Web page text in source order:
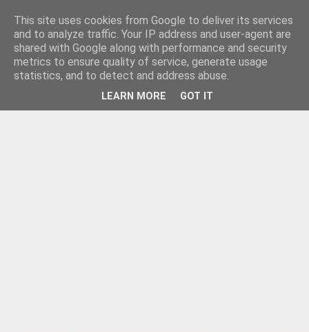
This site uses cookies from Google to deliver its services
and to analyze traffic. Your IP address and user-agent are
shared with Google along with performance and security
metrics to ensure quality of service, generate usage
statistics, and to detect and address abuse.
LEARN MORE GOT IT